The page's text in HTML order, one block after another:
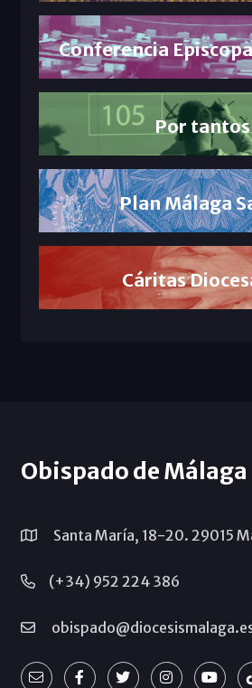
Conferencia
Por tantos
Plan Málaga
Cáritas
Obispado de Málaga
Santa María, 18-20. 29015
(+34) 952 224 386